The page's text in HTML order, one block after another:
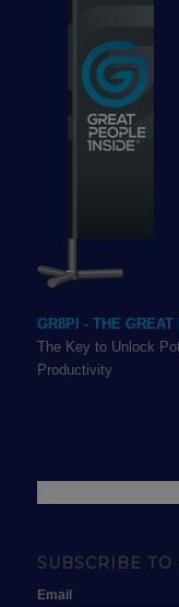
GR8PI - THE
The Key to Unlock
Productivity
SUBSCRIBE
Email